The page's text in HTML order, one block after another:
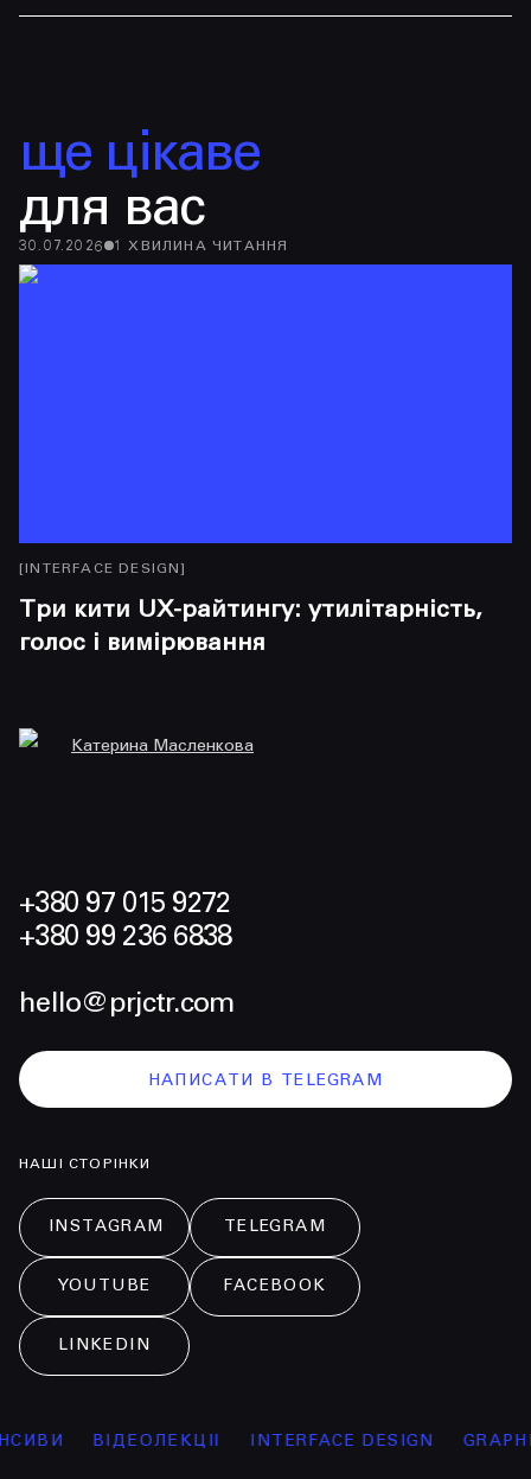
ще цікаве
для вас
30.07.2026 1 ХВИЛИНА ЧИТАННЯ
[ INTERFACE DESIGN]
Три кити UX-райтингу: утилітарність,
голос і вимірювання
Катерина Масленкова
+380 97 015 9272
+380 99 236 6838
hello@prjctr.com
НАПИСАТИ В TELEGRAM
НАШІ СТОРІНКИ
INSTAGRAM TELEGRAM
YOUTUBE FACEBOOK
LINKEDIN
ВІДЕОЛЕКЦІЇ INTERFACE DESIGN GRAPHICS